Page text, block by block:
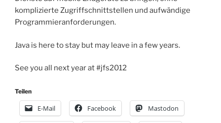
komplizierte Zugriffschnittstellen und aufwändige
Programmieranforderungen.
Java is here to stay but may leave in a few years.
See you all next year at #jfs2012
Teilen
E-Mail Facebook Mastodon